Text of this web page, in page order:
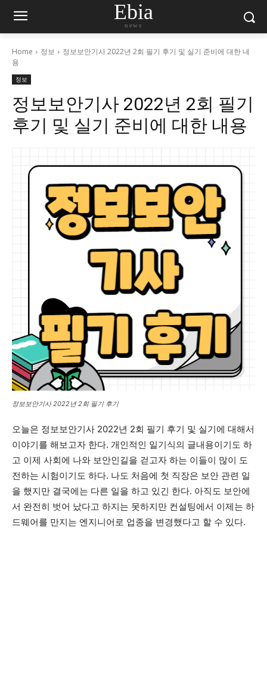
Ebia
news
Home 정보
정보보안기사 2022년 2회 필기 후기 및 실기 준비에 대한 내
용
정보
정보보안기사 2022년 2회 필기
후기 및 실기 준비에 대한 내용
정보보안기사 2022년 2회 필기 후기
오늘은 정보보안기사 2022년 2회 필기 후기 및 실기에 대해서
이야기를 해보고자 한다. 개인적인 일기식의 글내용이기도 하
고 이제 사회에 나와 보안인길을 걷고자 하는 이들이 많이 도
전하는 시험이기도 하다. 나도 처음에 첫 직장은 보안 관련 일
을 했지만 결국에는 다른 일을 하고 있긴 한다. 아직도 보안에
서 완전히 벗어 났다고 하지는 못하지만 컨설팅에서 이제는 하
드웨어를 만지는 엔지니어로 업종을 변경했다고 할 수 있다.